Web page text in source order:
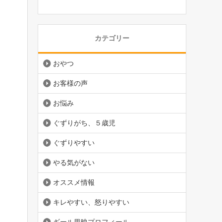
カテゴリー
おやつ
お客様の声
お悩み
ぐずりがち、５歳児
ぐずりやすい
やる気がない
オススメ情報
キレやすい、怒りやすい